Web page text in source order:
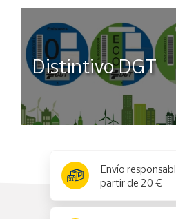
Distintivo DGT
Envío
partir de 20 €